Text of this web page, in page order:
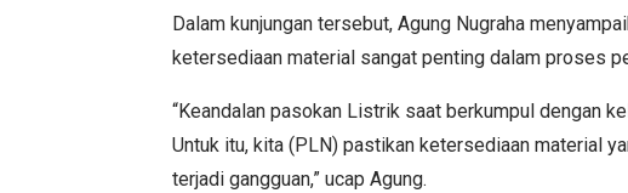
Dalam kunjungan tersebut, Agung Nugraha
ketersediaan material sangat penting dalam proses
“Keandalan pasokan Listrik saat berkumpul dengan
Untuk itu, kita (PLN) pastikan ketersediaan material
terjadi gangguan,” ucap Agung.